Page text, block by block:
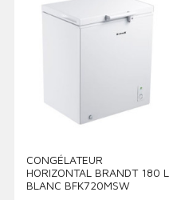
CONGÉLATEUR
HORIZONTAL BRANDT 180 L
BLANC BFK720MSW